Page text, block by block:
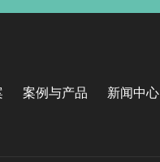
案例与产品 新闻中心